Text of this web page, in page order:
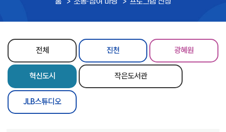
전체 진천 광혜원
혁신도시 작은도서관
JLB스튜디오